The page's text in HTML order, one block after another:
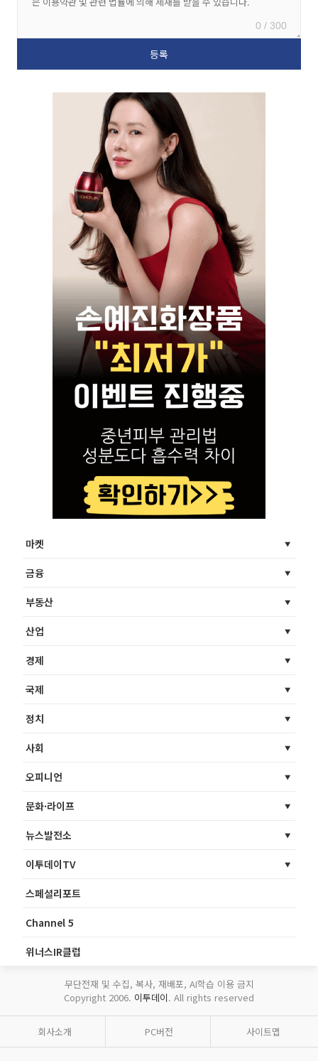
0 / 300
마켓
금융
부동산
산업
경제
국제
정치
사회
오피니언
문화·라이프
뉴스발전소
이투데이TV
스페셜리포트
Channel 5
위너스IR클럽
무단전재 및 수집, 복사, 재배포, AI학습 이용 금지
Copyright 2006. 이투데이. All rights reserved
회사소개 PC버전 사이트맵